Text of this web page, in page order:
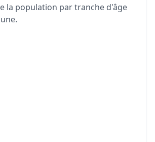
la population par tranche d'âge